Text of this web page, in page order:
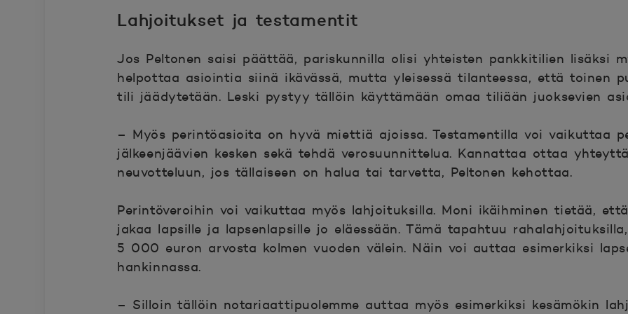
Lahjoitukset ja testamentit
Jos Peltonen saisi päättää, pariskunnilla olisi yhteisten pankkitilien lisäksi
helpottaa asiointia siinä ikävässä, mutta yleisessä tilanteessa, että toinen
tili jäädytetään. Leski pystyy tällöin käyttämään omaa tiliään juoksevien
– Myös perintöasioita on hyvä miettiä ajoissa. Testamentilla voi vaikuttaa
jälkeenjäävien kesken sekä tehdä verosuunnittelua. Kannattaa ottaa
neuvotteluun, jos tällaiseen on halua tai tarvetta, Peltonen kehottaa.
Perintöveroihin voi vaikuttaa myös lahjoituksilla. Moni ikäihminen tietää,
jakaa lapsille ja lapsenlapsille jo eläessään. Tämä tapahtuu
5 000 euron arvosta kolmen vuoden välein. Näin voi auttaa esimerkiksi
hankinnassa.
– Silloin tällöin notariaattipuolemme auttaa myös esimerkiksi kesämökin